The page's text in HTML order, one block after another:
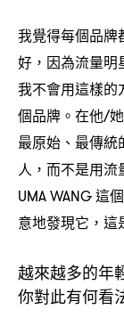
我覺得每個品牌
好 ， 因為流量明
我不會用這樣的
個品牌。在他/
最原始、最傳統
人 ， 而不是用流
UMA WANG這
意地發現它 ， 這
越來越多的年
你對此有何看